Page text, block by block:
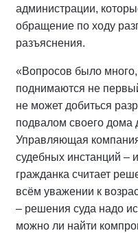
администрации,
обращение по ходу
разъяснения.
«Вопросов было
поднимаются не
не может добиться
подвалом своего дома
Управляющая
судебных инстанций –
гражданка считает
всём уважении к
– решения суда надо
можно ли найти